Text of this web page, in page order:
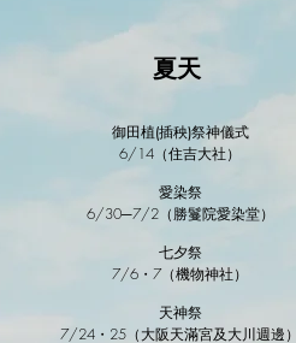
夏天
御田植(插秧)祭神儀式
6/14（住吉大社）
愛染祭
6/30─7/2（勝鬘院愛染堂）
七夕祭
7/6・7（機物神社）
天神祭
7/24・25（大阪天滿宮及大川週邊）